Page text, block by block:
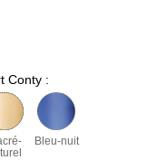
Conty :
Bleu-nuit